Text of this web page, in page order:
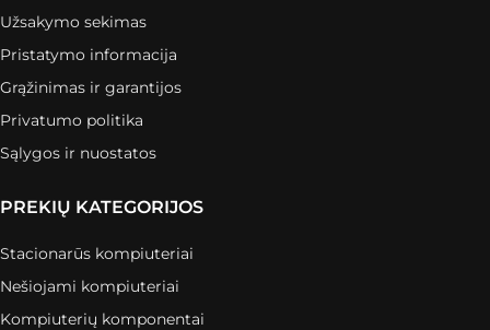
Užsakymo sekimas
Pristatymo informacija
Grąžinimas ir garantijos
Privatumo politika
Sąlygos ir nuostatos
PREKIŲ KATEGORIJOS
Stacionarūs kompiuteriai
Nešiojami kompiuteriai
Kompiuterių komponentai